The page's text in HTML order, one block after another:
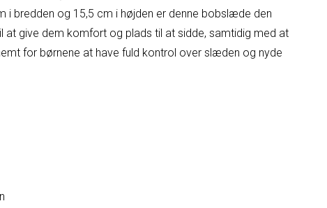
i bredden og 15,5 cm i højden er denne bobslæde den
at give dem komfort og plads til at sidde, samtidig med at
for børnene at have fuld kontrol over slæden og nyde